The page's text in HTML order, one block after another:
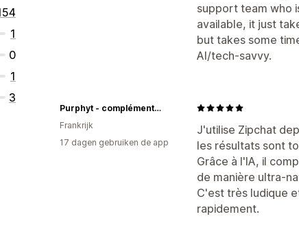
1
0
1
3
support team who
available, it just
but takes some
AI/tech-savvy.
J'utilise Zipchat
les résultats sont
Grâce à l'IA, il
de manière ultra-
C'est très ludique
rapidement.
Purphyt - compléments alimentaires
Frankrijk
17 dagen gebruiken de app